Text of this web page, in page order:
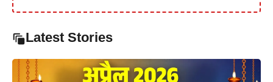
Latest Stories